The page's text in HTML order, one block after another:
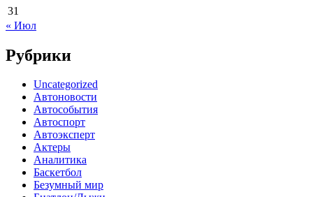
31
« Июл
Рубрики
Uncategorized
Автоновости
Автособытия
Автоспорт
Автоэксперт
Актеры
Аналитика
Баскетбол
Безумный мир